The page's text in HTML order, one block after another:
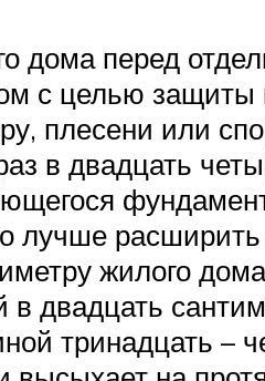
дома перед
с целью
плесени или
в двадцать
лучше
жилого
двадцать
тринадцать –